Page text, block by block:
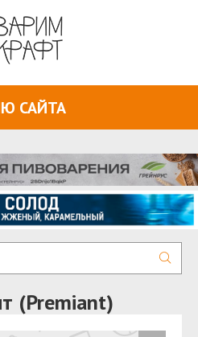
САЙТА
(Premiant)